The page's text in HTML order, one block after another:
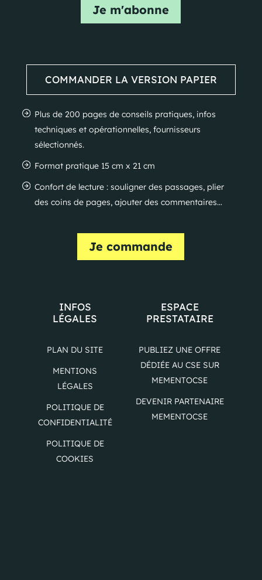
INFOS
LÉGALES
PLAN DU SITE
MENTIONS
LÉGALES
POLITIQUE DE
CONFIDENTIALITÉ
POLITIQUE DE
COOKIES
ESPACE
PRESTATAIRE
PUBLIEZ UNE OFFRE
DÉDIÉE AU CSE SUR
MEMENTOCSE
DEVENIR PARTENAIRE
MEMENTOCSE
Je m'abonne
COMMANDER LA VERSION PAPIER
Plus de 200 pages de conseils pratiques, infos
techniques et opérationnelles, fournisseurs
sélectionnés.
Format pratique 15 cm x 21 cm
Confort de lecture : souligner des passages, plier
des coins de pages, ajouter des commentaires…
Je commande